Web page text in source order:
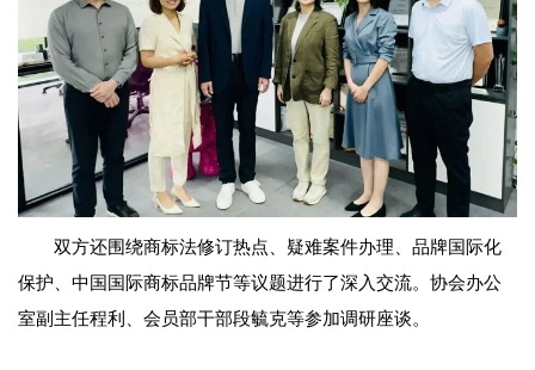
双方还围绕商标法修订热点、疑难案件办理、品牌国际化
保护、中国国际商标品牌节等议题进行了深入交流。协会办公
室副主任程利、会员部干部段毓克等参加调研座谈。